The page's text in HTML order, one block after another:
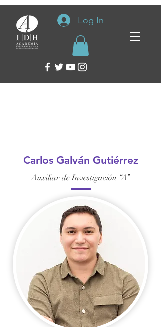
Log In
Carlos Galván Gutiérrez
Auxiliar de Investigación “A”